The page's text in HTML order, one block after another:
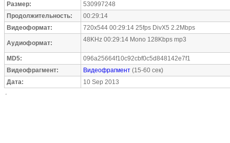
Размер:
530997248
Продолжительность:
00:29:14
Видеоформат:
720x544 00:29:14 25fps DivX5 2.2Mbps
Аудиоформат: 48KHz 00:29:14 Mono 128Kbps mp3
MD5:
096a25664f10c92cbf0c5d848142e7f1
Видеофрагмент:
Видеофрагмент (15-60 сек)
Дата:
10 Sep 2013